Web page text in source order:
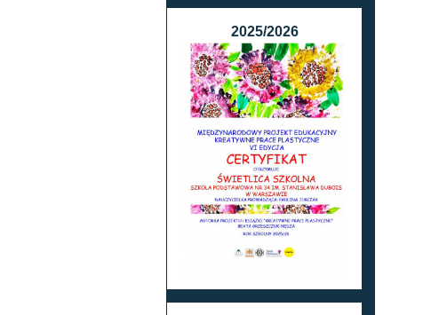
2025/2026